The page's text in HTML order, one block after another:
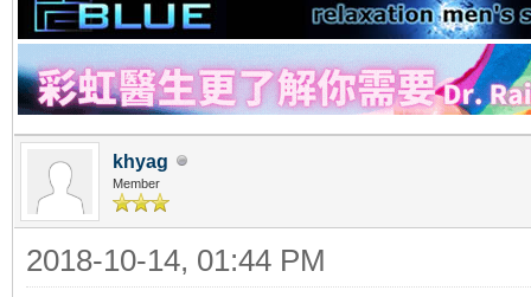
khyag
Member
2018-10-14, 01:44 PM